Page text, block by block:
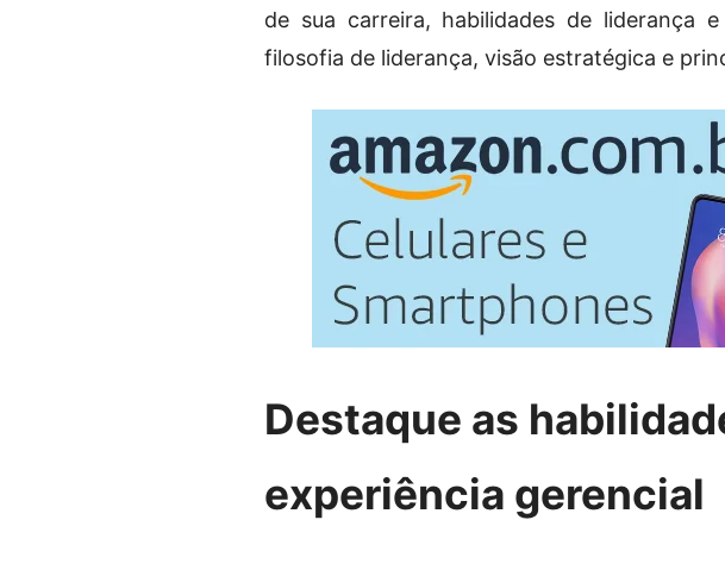
de sua carreira, habilidades de liderança
filosofia de liderança, visão estratégica e
Destaque as
experiência gerencial